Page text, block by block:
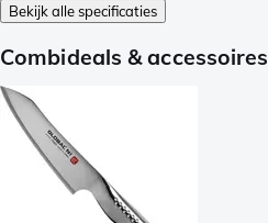
Bekijk alle specificaties
Combideals & accessoires